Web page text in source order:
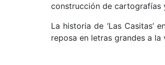
construcción de cartografías
La historia de ‘Las Casitas’
reposa en letras grandes a